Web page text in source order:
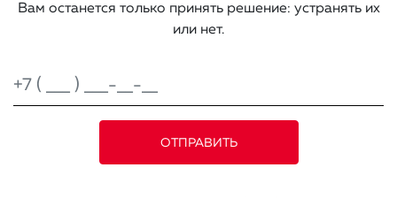
Вам останется только принять решение: устранять их
или нет.